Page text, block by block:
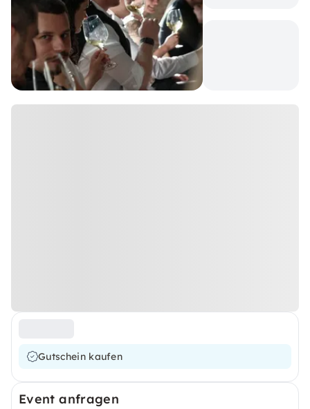
Gutschein kaufen
Event anfragen